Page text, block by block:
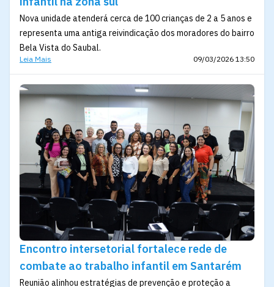
Nova unidade atenderá cerca de 100 crianças de 2 a 5 anos e
representa uma antiga reivindicação dos moradores do bairro
Bela Vista do Saubal.
Leia Mais 09/03/2026 13:50
Encontro intersetorial fortalece rede de
combate ao trabalho infantil em Santarém
Reunião alinhou estratégias de prevenção e proteção a